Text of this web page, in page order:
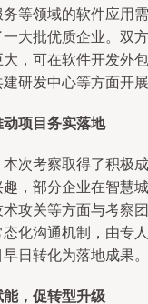
等领域的软件应用
大批优质企业。双
，可在软件开发外
研发中心等方面开展
项目务实落地
次考察取得了积极
，部分企业在智慧
攻关等方面与考察
化沟通机制，由专
日转化为落地成果。
，促转型升级